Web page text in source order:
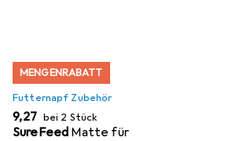
MENGENRABATT
Futternapf Zubehör
EUR
9,27 bei 2 Stück
SureFeed Matte für